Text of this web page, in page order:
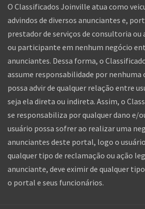
O Classificados Joinville atua como
advindos de diversos anunciantes e,
prestador de serviços de consultoria
ou participante em nenhum negócio
anunciantes. Dessa forma, o
assume responsabilidade por nenhuma
possa advir de qualquer relação entre
seja ela direta ou indireta. Assim, o
se responsabiliza por qualquer dano e/
usuário possa sofrer ao realizar uma
anunciantes deste portal, logo o
qualquer tipo de reclamação ou ação
anunciante, deve eximir de qualquer
o portal e seus funcionários.